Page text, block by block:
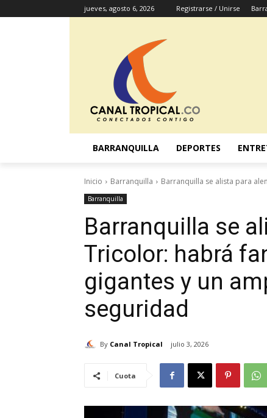
jueves, agosto 6, 2026 Registrarse / Unirse
BARRANQUILLA DEPORTES
Inicio Barranquilla Barranquilla se alista para
Barranquilla
Barranquilla se
Tricolor: habrá
gigantes y un
seguridad
By Canal Tropical julio 3, 2026
Cuota